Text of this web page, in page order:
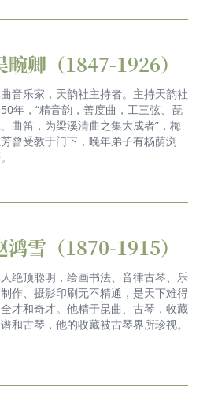
罗艺恒_Laurence 打卡无锡南
正式对外发布！
年无锡交响乐团北京巡演
日不仅有绚丽的樱花，还有美
《生财有道》栏目专题聚
！
2025年3月15日晚，《英雄》
德、秦立巍与无锡交响乐团音
斯蒂安·爱华德 指挥#秦立巍 大
题交流活动今天圆满落幕。活
外办联合主办，市广电集团
畹卿（1847-1926）
音乐家，天韵社主持者。主持天韵社
年，“精音韵，善度曲，工三弦、琵
曲笛，为梁溪清曲之集大成者”，梅
曾受教于门下，晚年弟子有杨荫浏
鸿雪（1870-1915）
绝顶聪明，绘画书法、音律古琴、乐
作、摄影印刷无不精通，是天下难得
才和奇才。他精于昆曲、古琴，收藏
和古琴，他的收藏被古琴界所珍视。